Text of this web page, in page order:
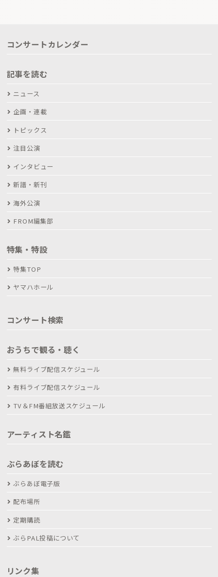
コンサートカレンダー
記事を読む
ニュース
企画・連載
トピックス
注目公演
インタビュー
新譜・新刊
海外公演
FROM編集部
特集・特設
特集TOP
ヤマハホール
コンサート検索
おうちで観る・聴く
無料ライブ配信スケジュール
有料ライブ配信スケジュール
TV＆FM番組放送スケジュール
アーティスト名鑑
ぶらあぼを読む
ぶらあぼ電子版
配布場所
定期購読
ぶらPAL投稿について
リンク集